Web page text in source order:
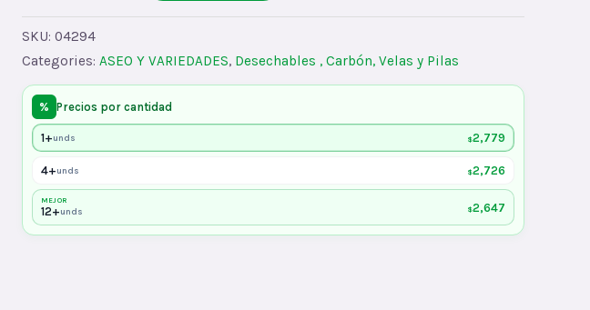
quantity
SKU: 04294
Categories: ASEO Y VARIEDADES, Desechables , Carbón, Velas y Pilas
% Precios por cantidad
1+unds $2,779
4+unds $2,726
MEJOR
12+unds $2,647